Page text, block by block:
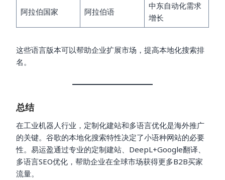
阿拉伯国家 阿拉伯语
中东自动化需求
增长
这些语言版本可以帮助企业扩展市场，提高本地化搜索排
名。
总结
在工业机器人行业，定制化建站和多语言优化是海外推广
的关键。谷歌的本地化搜索特性决定了小语种网站的必要
性。易运盈通过专业的定制建站、DeepL+Google翻译、
多语言SEO优化，帮助企业在全球市场获得更多B2B买家
流量。